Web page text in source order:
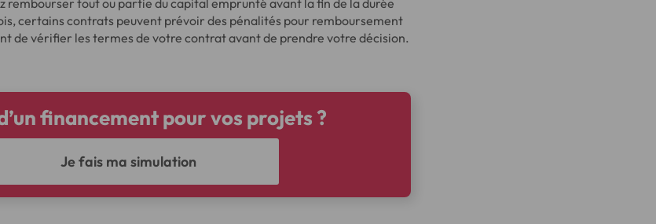
rembourser tout ou partie du capital emprunté avant la fin de la durée
certains contrats peuvent prévoir des pénalités pour remboursement
de vérifier les termes de votre contrat avant de prendre votre décision.
financement pour vos projets ?
Je fais ma simulation